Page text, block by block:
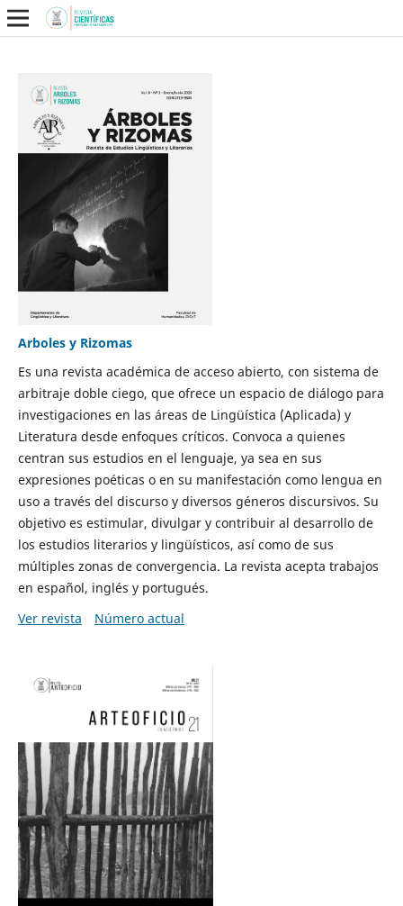
Arboles y Rizomas
Es una revista académica de acceso abierto, con sistema de
arbitraje doble ciego, que ofrece un espacio de diálogo para
investigaciones en las áreas de Lingüística (Aplicada) y
Literatura desde enfoques críticos. Convoca a quienes
centran sus estudios en el lenguaje, ya sea en sus
expresiones poéticas o en su manifestación como lengua en
uso a través del discurso y diversos géneros discursivos. Su
objetivo es estimular, divulgar y contribuir al desarrollo de
los estudios literarios y lingüísticos, así como de sus
múltiples zonas de convergencia. La revista acepta trabajos
en español, inglés y portugués.
Ver revista
Número actual